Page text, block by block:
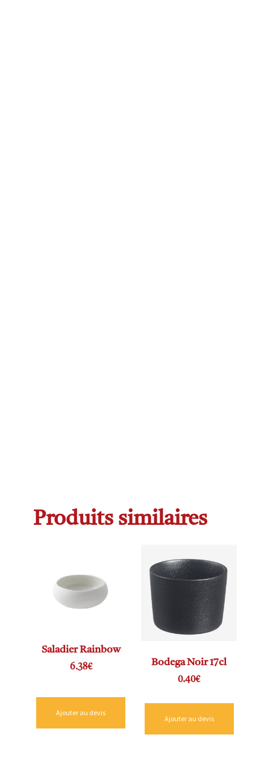
Produits similaires
Saladier Rainbow
6.38€
Ajouter au devis
Bodega Noir 17cl
0.40€
Ajouter au devis